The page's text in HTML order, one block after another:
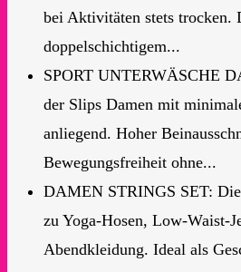
bei Aktivitäten stets trocken.
doppelschichtigem...
SPORT UNTERWÄSCHE
der Slips Damen mit
anliegend. Hoher
Bewegungsfreiheit ohne...
DAMEN STRINGS SET:
zu Yoga-Hosen, Low-Waist-
Abendkleidung. Ideal als